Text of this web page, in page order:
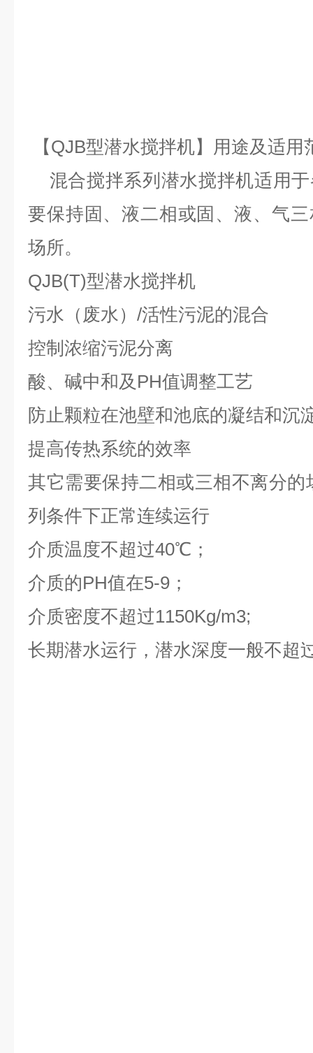
【QJB型潜水搅拌机】用途及适用
混合搅拌系列潜水搅拌机适用
要保持固、液二相或固、液、气
场所。
QJB(T)型潜水搅拌机
污水（废水）/活性污泥的混合
控制浓缩污泥分离
酸、碱中和及PH值调整工艺
防止颗粒在池壁和池底的凝结和沉
提高传热系统的效率
其它需要保持二相或三相不离分
列条件下正常连续运行
介质温度不超过40℃；
介质的PH值在5-9；
介质密度不超过1150Kg/m3;
长期潜水运行，潜水深度一般不超